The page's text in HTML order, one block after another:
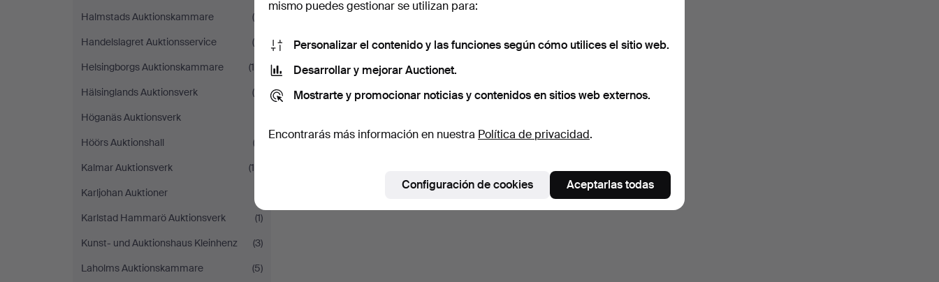
Halmstads Auktionskammare
(8)
Handelslagret Auktionsservice
(4)
Helsingborgs Auktionskammare
(16)
Hälsinglands Auktionsverk
(5)
Höganäs Auktionsverk
Höörs Auktionshall
(3)
Kalmar Auktionsverk
(10)
Karljohan Auktioner
Karlstad Hammarö Auktionsverk
(1)
Kunst- und Auktionshaus Kleinhenz
(3)
Laholms Auktionskammare
(5)
mismo puedes gestionar se utilizan para:
Personalizar el contenido y las funciones según cómo utilices el sitio web.
Desarrollar y mejorar Auctionet.
Mostrarte y promocionar noticias y contenidos en sitios web externos.
Encontrarás más información en nuestra Política de privacidad.
Configuración de cookies Aceptarlas todas